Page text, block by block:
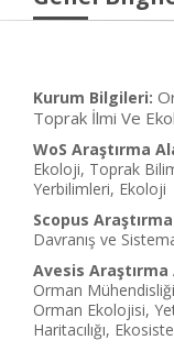
Kurum Bilgileri:
Toprak İlmi Ve
WoS Araştırma
Ekoloji, Toprak
Yerbilimleri, Ekoloji
Scopus
Davranış ve
Avesis Araştırma
Orman
Orman Ekolojisi,
Haritacılığı,